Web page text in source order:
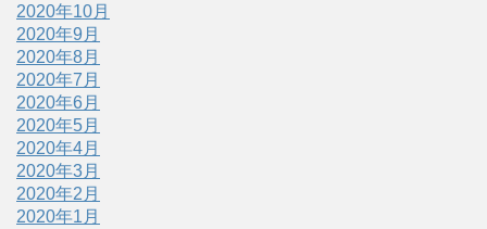
2020年10月
2020年9月
2020年8月
2020年7月
2020年6月
2020年5月
2020年4月
2020年3月
2020年2月
2020年1月